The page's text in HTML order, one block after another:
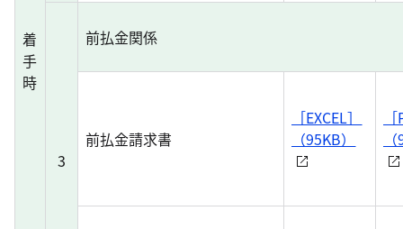
着
手
時
3
前払金関係
前払金請求書
［EXCEL］
（95KB）